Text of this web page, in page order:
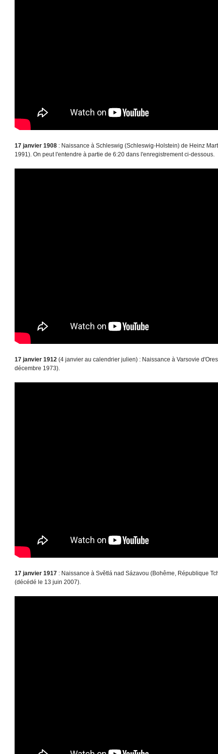
17 janvier 1908 : Naissance à Schleswig (Schleswig-Holstein) de Heinz
1991). On peut l'entendre à partie de 6:20 dans l'enregistrement ci-dessous.
17 janvier 1912 (4 janvier au calendrier julien) : Naissance à Varsovie
décembre 1973).
17 janvier 1917 : Naissance à Světlá nad Sázavou (Bohême, République
(décédé le 13 juin 2007).